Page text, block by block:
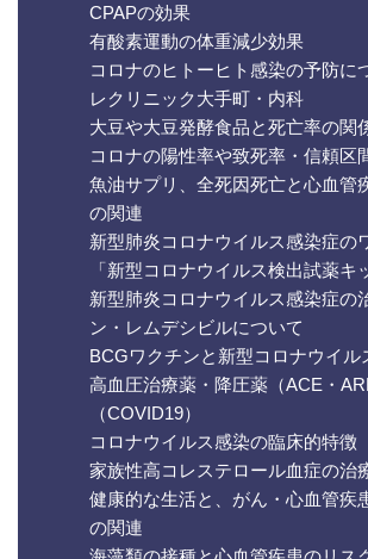
CPAPの効果
有酸素運動の体重減少効果
コロナのヒトーヒト感染の予防に
レクリニック大手町・内科
大豆や大豆発酵食品と死亡率の関
コロナの陽性率や致死率・信頼区
魚油サプリ、全死因死亡と心血管
の関連
新型肺炎コロナウイルス感染症の
「新型コロナウイルス検出試薬キ
新型肺炎コロナウイルス感染症の
ン・レムデシビルについて
BCGワクチンと新型コロナウイル
高血圧治療薬・降圧薬（ACE・
（COVID19）
コロナウイルス感染の臨床的特徴
家族性高コレステロール血症の治
健康的な生活と、がん・心血管疾
の関連